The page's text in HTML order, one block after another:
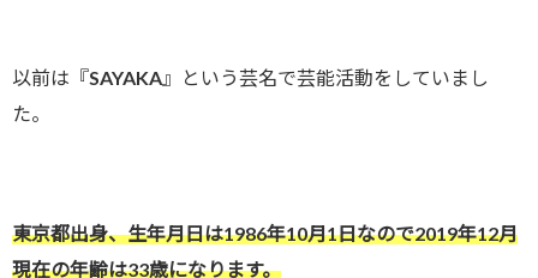
以前は『SAYAKA』という芸名で芸能活動をしていまし
た。
東京都出身、生年月日は1986年10月1日なので2019年12月
現在の年齢は33歳になります。